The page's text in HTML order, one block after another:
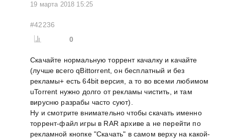
19 марта 2018 15:25
#42236
0
Скачайте нормальную торрент качалку и качайте
(лучше всего qBittorrent, он бесплатный и без
рекламы+ есть 64bit версия, а то во всеми любимом
uTorrent нужно долго от рекламы чистить, и там
вирусню разрабы часто суют).
Ну и смотрите внимательно чтобы скачать именно
торрент-файл игры в RAR архиве а не перейти по
рекламной кнопке "Скачать" в самом верху на какой-